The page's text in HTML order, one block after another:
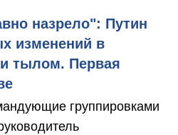
назрело": Путин
изменений в
тылом. Первая
группировками